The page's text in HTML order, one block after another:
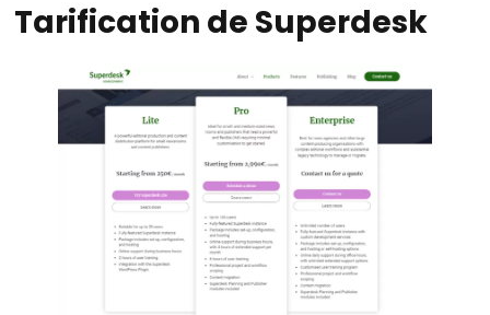
Tarification de Superdesk